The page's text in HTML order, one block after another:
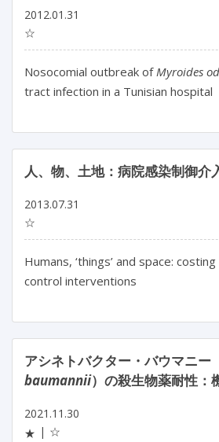
2012.01.31
☆
Nosocomial outbreak of Myroides
tract infection in a Tunisian hospital
人、物、土地：病院感染制御介
2013.07.31
☆
Humans, ‘things’ and space:
control interventions
アシネトバクター・バウマニー
baumannii）の殺生物薬耐性
2021.11.30
★
☆